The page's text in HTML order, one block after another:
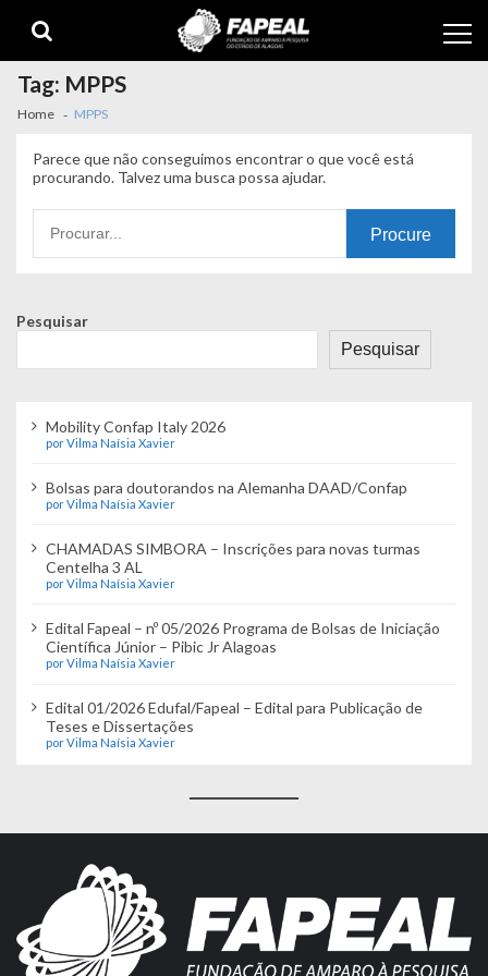
navigation
content
Tag: MPPS
Home MPPS
Parece que não conseguimos encontrar o que você está
procurando. Talvez uma busca possa ajudar.
por:
Pesquisar
Pesquisar
Mobility Confap Italy 2026
por Vilma Naísia Xavier
Bolsas para doutorandos na Alemanha DAAD/Confap
por Vilma Naísia Xavier
CHAMADAS SIMBORA – Inscrições para novas turmas
Centelha 3 AL
por Vilma Naísia Xavier
Edital Fapeal – nº 05/2026 Programa de Bolsas de Iniciação
Científica Júnior – Pibic Jr Alagoas
por Vilma Naísia Xavier
Edital 01/2026 Edufal/Fapeal – Edital para Publicação de
Teses e Dissertações
por Vilma Naísia Xavier